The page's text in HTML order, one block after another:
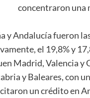
concentraron una
y Andalucía fueron
el 19,8% y
Madrid, Valencia y
y Baleares, con
un crédito en